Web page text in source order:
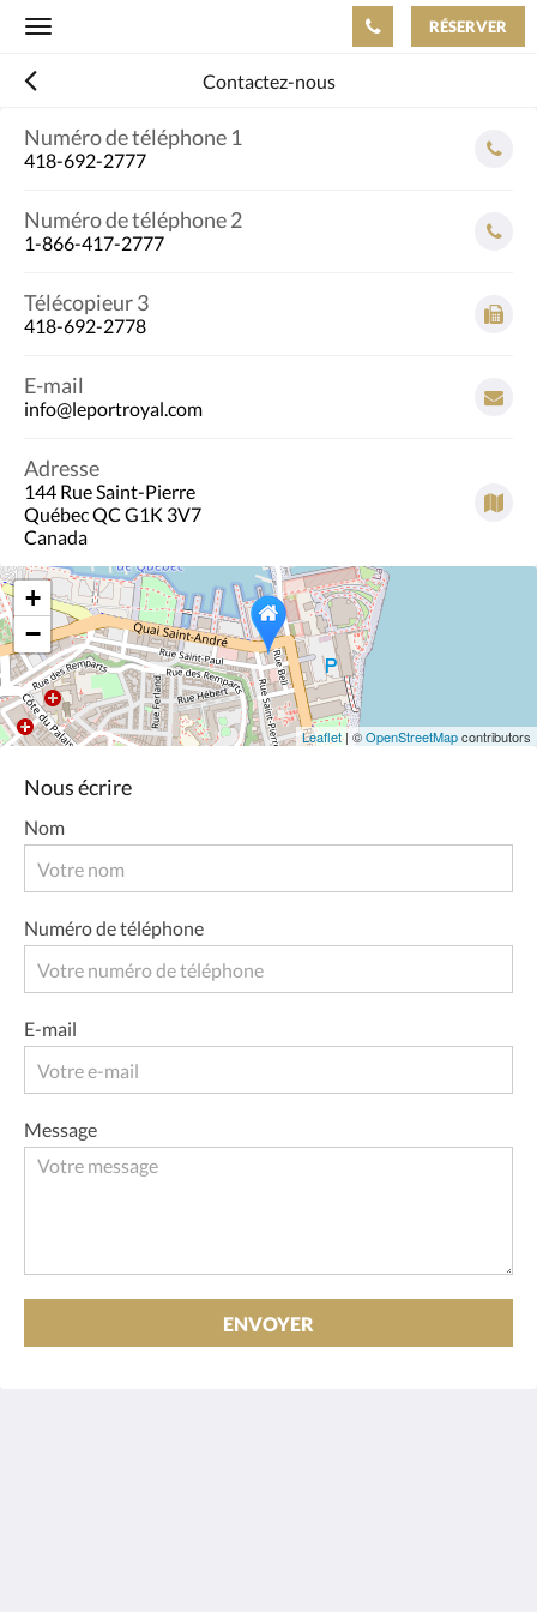
Toggle
RÉSERVER
Contactez-nous
Numéro de téléphone 1
418-692-2777
Numéro de téléphone 2
1-866-417-2777
Télécopieur 3
418-692-2778
E-mail
info@leportroyal.com
Adresse
144 Rue Saint-Pierre
Québec QC G1K 3V7
Canada
+
−
Leaflet| ©OpenStreetMapcontributors
Nous écrire
Nom
Numéro de téléphone
E-mail
Message
ENVOYER